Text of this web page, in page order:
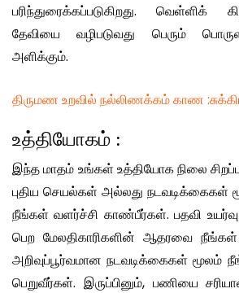
பரிந்துரைக்கப்படுகிறது. வெள்ளிக்
தேவியை வழிபடுவது பெரும்
அளிக்கும்.
திருமண உறவில் நல்லிணக்கம் காண
உத்தியோகம் :
இந்த மாதம் உங்கள் உத்தியோக நிலை
புதிய செயல்கள் அல்லது நடவடிக்கைகள்
நீங்கள் வளர்ச்சி காண்பீர்கள். பதவி உயர்வு
பெற மேலதிகாரிகளின் ஆதரவை
அறிவுப்பூர்வமான நடவடிக்கைகள் மூலம்
பெறுவீர்கள். இருப்பினும், பணியை